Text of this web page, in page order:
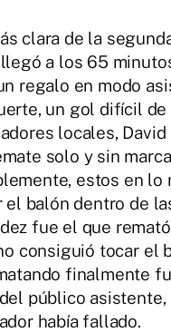
clara de la
a los 65
regalo en modo
un gol difícil
locales, David
solo y sin
estos en lo
el balón dentro de
fue el que
consiguió tocar el
finalmente
público asistente,
había fallado.